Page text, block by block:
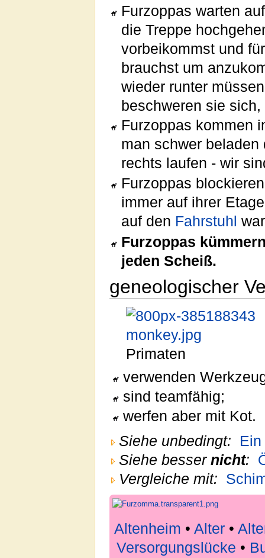
Furzoppas warten
die Treppe
vorbeikommst und
brauchst um
wieder runter
beschweren sie
Furzoppas kommen
man schwer
rechts laufen - wir
Furzoppas
immer auf ihrer
auf den Fahrstuhl
Furzoppas
jeden Scheiß.
geneologischer
Primaten
verwenden
sind teamfähig;
werfen aber mit Kot.
Siehe unbedingt:
Siehe besser nicht:
Vergleiche mit:
Altenheim • Alter•
Versorgungslücke •